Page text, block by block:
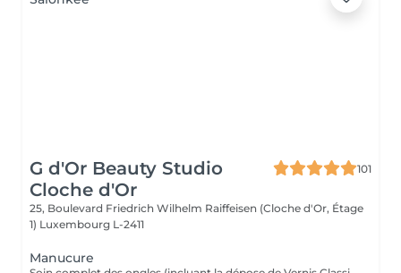
G d'Or Beauty Studio
Cloche d'Or
101
25, Boulevard Friedrich Wilhelm Raiffeisen (Cloche d'Or, Étage
1) Luxembourg L-2411
Manucure